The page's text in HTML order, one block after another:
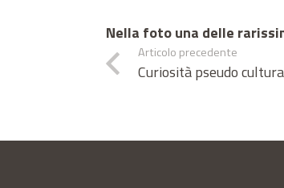
Nella foto una delle
Articolo precedente
Curiosità pseudo